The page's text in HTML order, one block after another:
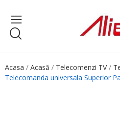
Acasa Acasă Telecomenzi TV
Telecomanda universala Superior